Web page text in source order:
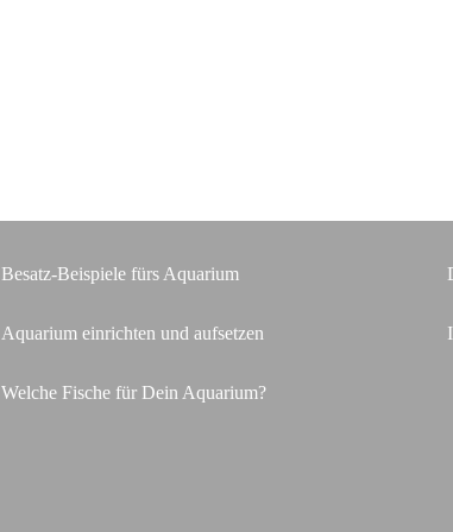
Besatz-Beispiele fürs Aquarium
Aquarium einrichten und aufsetzen
Welche Fische für Dein Aquarium?